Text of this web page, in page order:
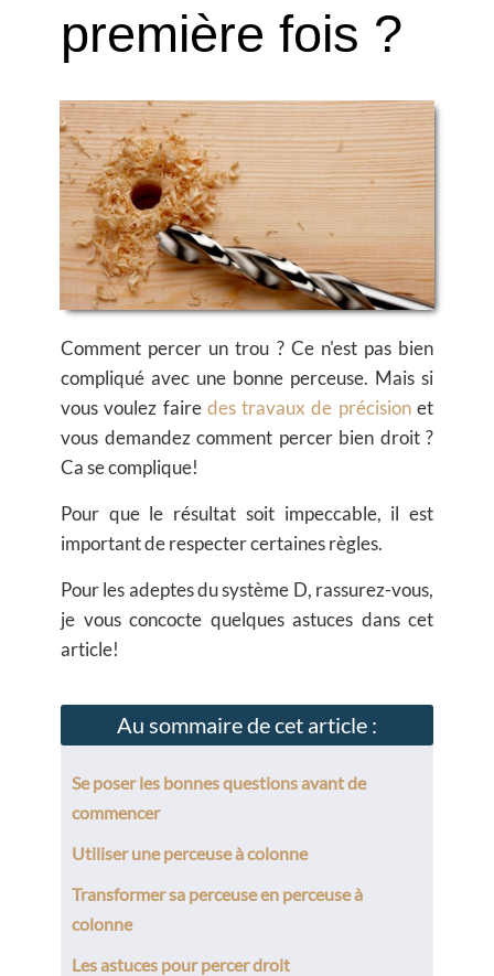
première fois ?
Comment percer un trou ? Ce n'est pas bien
compliqué avec une bonne perceuse. Mais si
vous voulez faire des travaux de précisionet
vous demandez comment percer bien droit?
Ca se complique!
Pour que le résultat soit impeccable, il est
important de respecter certaines règles.
Pour les adeptes du système D, rassurez-vous,
je vous concocte quelques astuces dans cet
article!
Au sommaire de cet article :
Se poser les bonnes questions avant de
commencer
Utiliser une perceuse à colonne
Transformer sa perceuse en perceuse à
colonne
Les astuces pour percer droit